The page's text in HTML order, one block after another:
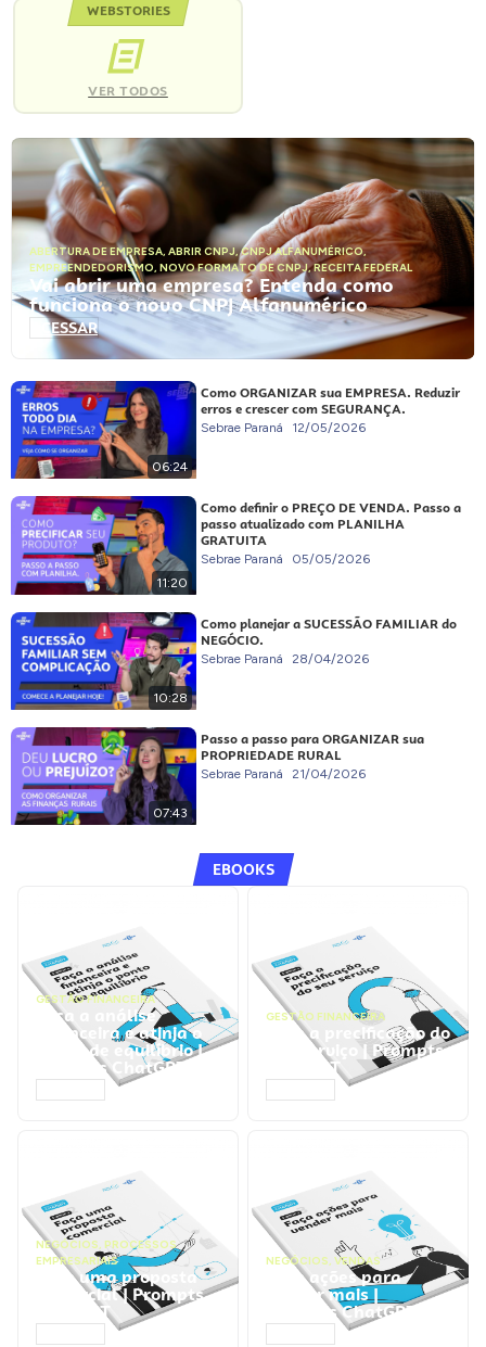
WEBSTORIES
VER TODOS
ABERTURA DE EMPRESA, ABRIR CNPJ,CNPJ ALFANUMÉRICO,
EMPREENDEDORISMO, NOVO FORMATO DE CNPJ,RECEITA FEDERAL
Vai abrir uma empresa? Entenda como
funciona o novo CNPJ Alfanumérico
ACESSAR
06:24
Como ORGANIZAR sua EMPRESA. Reduzir
erros e crescer com SEGURANÇA.
Sebrae Paraná 12/05/2026
11:20
Como definir o PREÇO DE VENDA. Passo a
passo atualizado com PLANILHA
GRATUITA
Sebrae Paraná 05/05/2026
10:28
Como planejar a SUCESSÃO FAMILIAR do
NEGÓCIO.
Sebrae Paraná 28/04/2026
07:43
Passo a passo para ORGANIZAR sua
PROPRIEDADE RURAL
Sebrae Paraná 21/04/2026
EBOOKS
GESTÃO FINANCEIRA
Faça a análise
financeira e atinja o
ponto de equilíbrio |
Prompts ChatGPT
GESTÃO FINANCEIRA
Faça a precificação do
seu serviço | Prompts
ChatGPT
NEGÓCIOS, PROCESSOS
EMPRESARIAIS
Faça uma proposta
comercial | Prompts
ChatGPT
NEGÓCIOS, VENDAS
Faça ações para
vender mais |
Prompts ChatGPT